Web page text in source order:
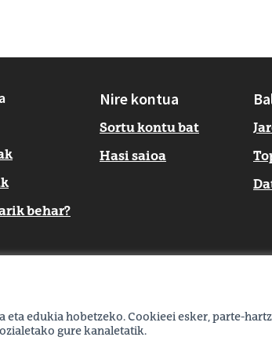
edukia hobetzeko. Cookieei esker, parte-
gure kanaletatik.
behar?
Nire kontua
Sortu kontu bat
Hasi saioa